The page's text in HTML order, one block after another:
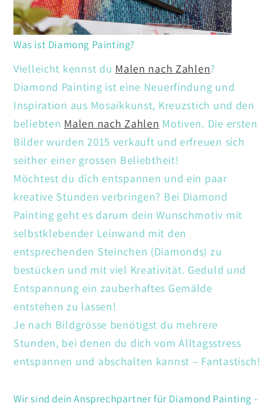
Was ist Diamong Painting?
Vielleicht kennst du Malen nach Zahlen?
Diamond Painting ist eine Neuerfindung und
Inspiration aus Mosaikkunst, Kreuzstich und den
beliebten Malen nach Zahlen Motiven. Die ersten
Bilder wurden 2015 verkauft und erfreuen sich
seither einer grossen Beliebtheit!
Möchtest du dich entspannen und ein paar
kreative Stunden verbringen? Bei Diamond
Painting geht es darum dein Wunschmotiv mit
selbstklebender Leinwand mit den
entsprechenden Steinchen (Diamonds) zu
bestücken und mit viel Kreativität. Geduld und
Entspannung ein zauberhaftes Gemälde
entstehen zu lassen!
Je nach Bildgrösse benötigst du mehrere
Stunden, bei denen du dich vom Alltagsstress
entspannen und abschalten kannst – Fantastisch!
Wir sind dein Ansprechpartner für Diamond Painting -